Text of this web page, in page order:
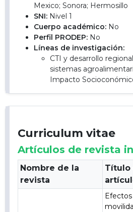
Mexico; Sonora; Hermosillo
SNI: Nivel 1
Cuerpo académico: No
Perfil PRODEP: No
Líneas de investigación:
CTI y desarrollo
sistemas
Impacto
Curriculum vitae
Artículos de revista
Nombre de la
revista
Título
Efectos